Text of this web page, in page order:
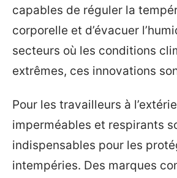
capables de réguler la
corporelle et d’évacuer
secteurs où les conditions
extrêmes, ces innovations
Pour les travailleurs à
imperméables et respirants
indispensables pour les
intempéries. Des marques